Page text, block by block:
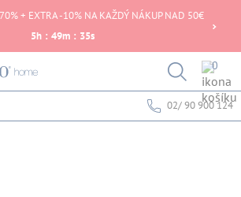
+ EXTRA -10% NA KAŽDÝ NÁKUP NAD 50€
5h : 49m : 35s
0
02/ 90 900 124